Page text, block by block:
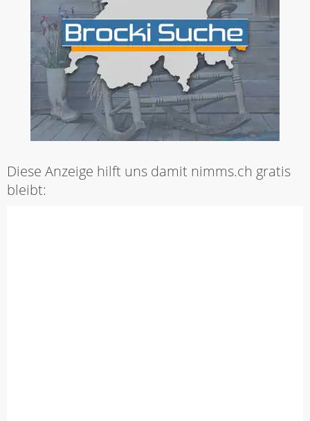
Diese Anzeige hilft uns damit nimms.ch gratis
bleibt: